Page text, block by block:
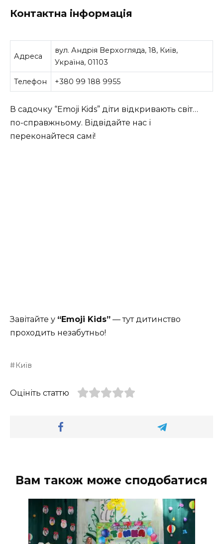
Контактна інформація
Адреса
вул. Андрія Верхогляда, 18, Київ,
Україна, 01103
Телефон +380 99 188 9955
В садочку “Emoji Kids” діти відкривають світ…
по-справжньому. Відвідайте нас і
переконайтеся самі!
Завітайте у “Emoji Kids” — тут дитинство
проходить незабутньо!
Київ
Оцініть статтю
Вам також може сподобатися